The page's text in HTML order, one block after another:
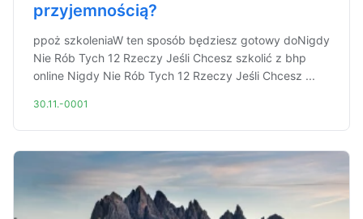
przyjemnością?
ppoż szkoleniaW ten sposób będziesz gotowy doNigdy
Nie Rób Tych 12 Rzeczy Jeśli Chcesz szkolić z bhp
online Nigdy Nie Rób Tych 12 Rzeczy Jeśli Chcesz ...
30.11.-0001